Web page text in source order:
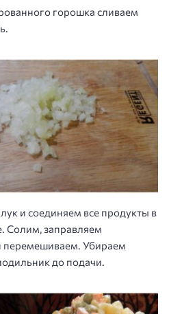
горошка сливаем
и соединяем все продукты в
Солим, заправляем
перемешиваем. Убираем
до подачи.